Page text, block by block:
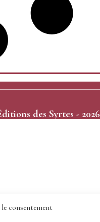
consentement
des Syrtes - 2026